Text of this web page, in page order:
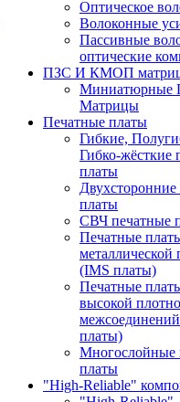
Оптическое
Волоконные
Пассивные
оптические
ПЗС И КМОП
Миниатюрные
Матрицы
Печатные платы
Гибкие,
Гибко-жёсткие
платы
платы
СВЧ печатные
Печатные
металлической
(IMS платы)
Печатные
высокой
платы)
Многослойные
платы
"High-Reliable"